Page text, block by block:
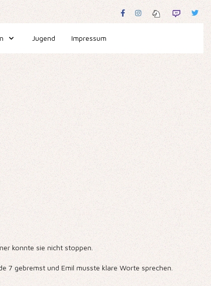
Jugend Impressum
konnte sie nicht stoppen.
7 gebremst und Emil musste klare Worte sprechen.